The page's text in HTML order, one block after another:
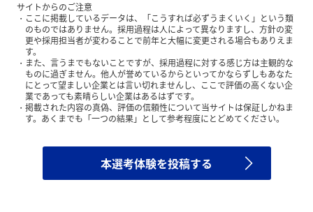
サイトからのご注意
ここに掲載しているデータは、「こうすれば必ずうまくいく」という類
のものではありません。採用過程は人によって異なりますし、方針の変
更や採用担当者が変わることで前年と大幅に変更される場合もありえま
す。
また、言うまでもないことですが、採用過程に対する感じ方は主観的な
ものに過ぎません。他人が誉めているからといってかならずしもあなた
にとって望ましい企業とは言い切れませんし、ここで評価の高くない企
業であっても素晴らしい企業はあるはずです。
掲載された内容の真偽、評価の信頼性について当サイトは保証しかねま
す。あくまでも「一つの結果」として参考程度にとどめてください。
本選考体験を投稿する